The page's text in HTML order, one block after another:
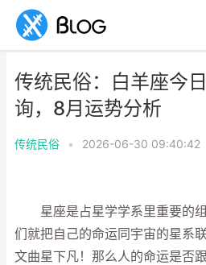
传统民俗：白羊座今
询，8月运势分析
传统民俗 • 2026-06-30 09:40:42
星座是占星学学系里重要的组
们就把自己的命运同宇宙的星系
文曲星下凡！那么人的命运是否